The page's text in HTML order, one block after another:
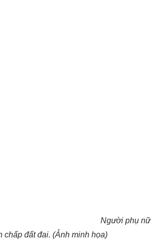
Người phụ nữ
chấp đất đai. (Ảnh minh họa)